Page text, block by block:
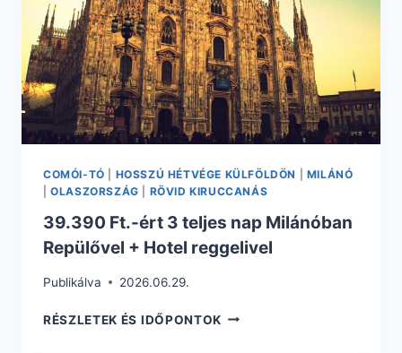
REGGELIVEL
COMÓI-TÓ HOSSZÚ HÉTVÉGE KÜLFÖLDÖN
MILÁNÓ
|OLASZORSZÁG RÖVID KIRUCCANÁS
39.390 Ft.-ért 3 teljes nap Milánóban
Repülővel + Hotel reggelivel
Publikálva 2026.06.29.
RÉSZLETEK ÉS IDŐPONTOK 39.390